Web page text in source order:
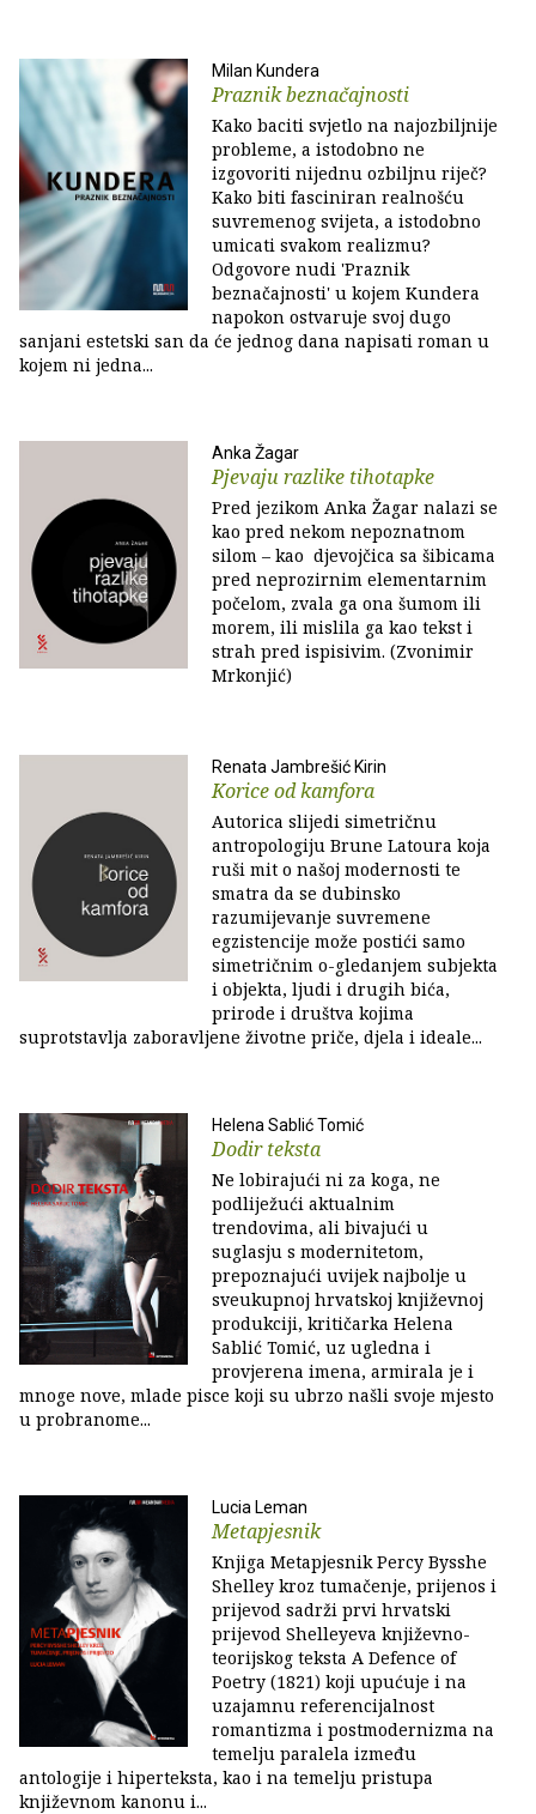
Milan Kundera
Praznik beznačajnosti
Kako baciti svjetlo na najozbiljnije
probleme, a istodobno ne
izgovoriti nijednu ozbiljnu riječ?
Kako biti fasciniran realnošću
suvremenog svijeta, a istodobno
umicati svakom realizmu?
Odgovore nudi 'Praznik
beznačajnosti' u kojem Kundera
napokon ostvaruje svoj dugo
sanjani estetski san da će jednog dana napisati roman u
kojem ni jedna...
Anka Žagar
Pjevaju razlike tihotapke
Pred jezikom Anka Žagar nalazi se
kao pred nekom nepoznatnom
silom – kao djevojčica sa šibicama
pred neprozirnim elementarnim
počelom, zvala ga ona šumom ili
morem, ili mislila ga kao tekst i
strah pred ispisivim. ( Zvonimir
Mrkonjić)
Renata Jambrešić Kirin
Korice od kamfora
Autorica slijedi simetričnu
antropologiju Brune Latoura koja
ruši mit o našoj modernosti te
smatra da se dubinsko
razumijevanje suvremene
egzistencije može postići samo
simetričnim o-gledanjem subjekta
i objekta, ljudi i drugih bića,
prirode i društva kojima
suprotstavlja zaboravljene životne priče, djela i ideale...
Helena Sablić Tomić
Dodir teksta
Ne lobirajući ni za koga, ne
podliježući aktualnim
trendovima, ali bivajući u
suglasju s modernitetom,
prepoznajući uvijek najbolje u
sveukupnoj hrvatskoj književnoj
produkciji, kritičarka Helena
Sablić Tomić, uz ugledna i
provjerena imena, afirmirala je i
mnoge nove, mlade pisce koji su ubrzo našli svoje mjesto
u probranome...
Lucia Leman
Metapjesnik
Knjiga Metapjesnik Percy Bysshe
Shelley kroz tumačenje, prijenos i
prijevod sadrži prvi hrvatski
prijevod Shelleyeva književno-
teorijskog teksta A Defence of
Poetry (1821) koji upućuje i na
uzajamnu referencijalnost
romantizma i postmodernizma na
temelju paralela između
antologije i hiperteksta, kao i na temelju pristupa
književnom kanonu i...